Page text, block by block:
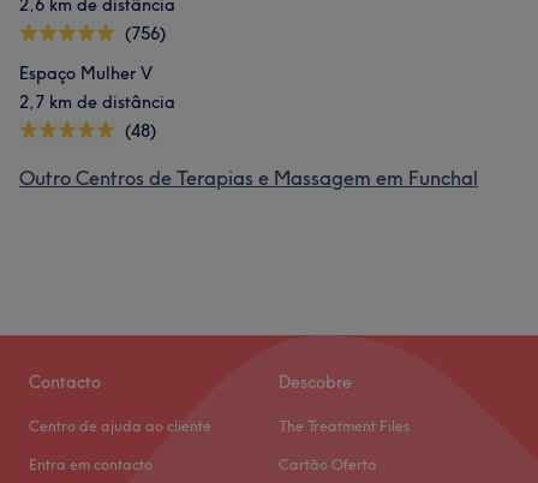
2,6 km de distância
(756)
Espaço Mulher V
2,7 km de distância
(48)
Outro Centros de Terapias e Massagem em Funchal
Contacto
Centro de ajuda ao cliente
Entra em contacto
Descobre
The Treatment Files
Cartão Oferta